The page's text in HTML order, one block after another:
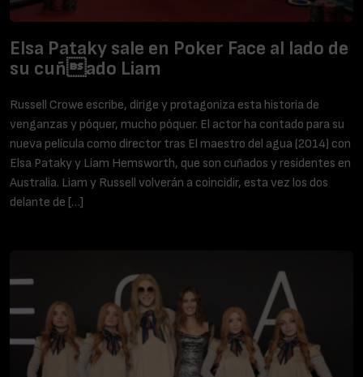
Elsa Pataky sale en Poker Face al lado de
su cuñado Liam
Russell Crowe escribe, dirige y protagoniza esta historia de
venganzas y póquer, mucho póquer. El actor ha contado para su
nueva película como director tras El maestro del agua (2014) con
Elsa Pataky y Liam Hemsworth, que son cuñados y residentes en
Australia. Liam y Russell volverán a coincidir, esta vez los dos
delante de […]